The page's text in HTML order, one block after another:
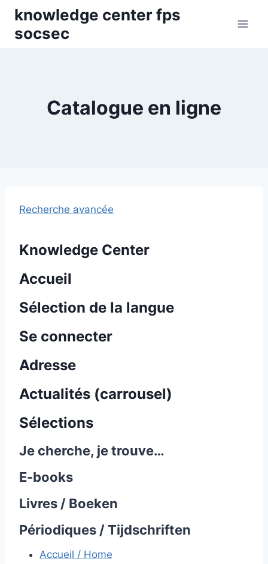
Skip
content
knowledge center fps
socsec
Catalogue en ligne
Recherche avancée
Knowledge Center
Accueil
Sélection de la langue
Se connecter
Adresse
Actualités (carrousel)
Sélections
Je cherche, je trouve…
E-books
Livres / Boeken
Périodiques / Tijdschriften
Accueil / Home